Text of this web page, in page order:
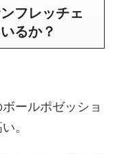
フレッチェ
るか？
ールポゼッショ
。